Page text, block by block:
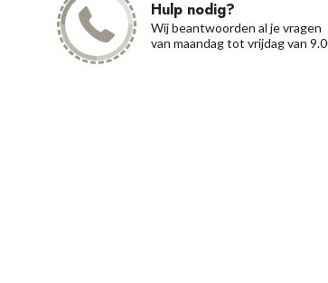
Hulp nodig?
Wij beantwoorden al je vragen
van maandag tot vrijdag van